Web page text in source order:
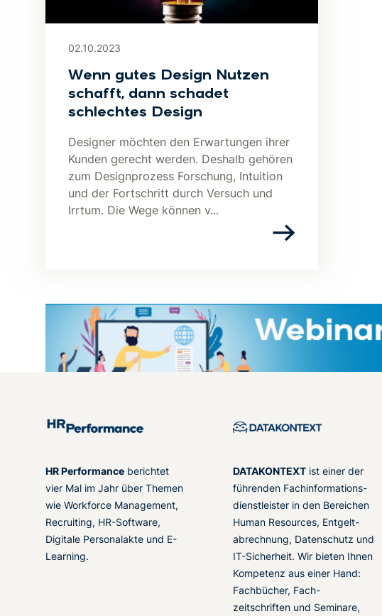
02.10.2023
Wenn gutes Design Nutzen
schafft, dann schadet
schlechtes Design
Designer möchten den Erwartungen ihrer
Kunden gerecht werden. Deshalb gehören
zum Designprozess Forschung, Intuition
und der Fortschritt durch Versuch und
Irrtum. Die Wege können v...
HR Performance berichtet
vier Mal im Jahr über Themen
wie Workforce Management,
Recruiting, HR-Software,
Digitale Personalakte und E-
Learning.
DATAKONTEXT ist einer der
führenden Fachinformations-
dienstleister in den Bereichen
Human Resources, Entgelt-
abrechnung, Datenschutz und
IT-Sicherheit. Wir bieten Ihnen
Kompetenz aus einer Hand:
Fachbücher, Fach-
zeitschriften und Seminare,